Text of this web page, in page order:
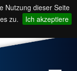
Nutzung dieser Seite
zu.
Ich akzeptiere